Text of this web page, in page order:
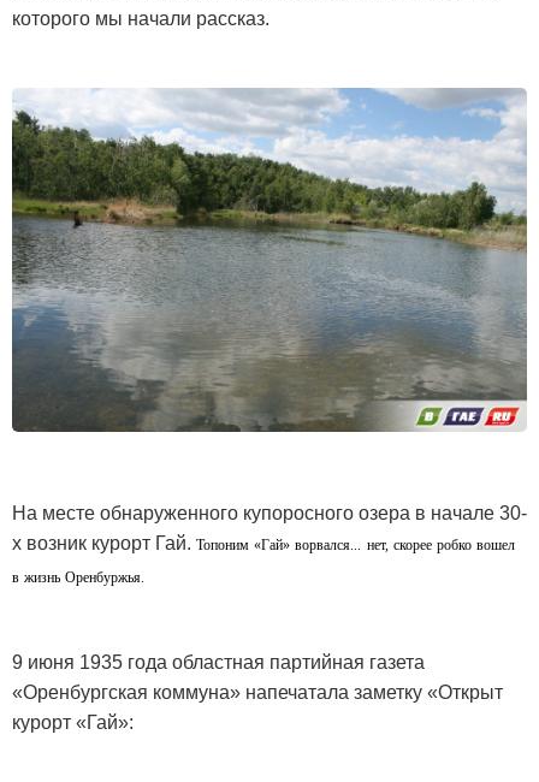
которого мы начали рассказ.
На месте обнаруженного купоросного озера в начале 30-
х возник курорт Гай. Топоним «Гай» ворвался... нет, скорее робко вошел
в жизнь Оренбуржья.
9 июня 1935 года областная партийная газета
«Оренбургская коммуна» напечатала заметку «Открыт
курорт «Гай»: